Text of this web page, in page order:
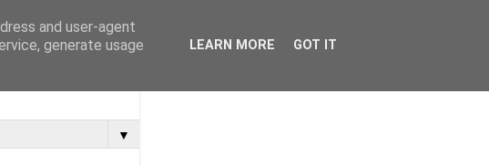
▼
and user-agent
generate usage
LEARN MORE GOT IT